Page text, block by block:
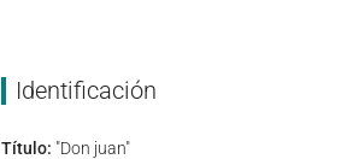
Identificación
Título: "Don juan"